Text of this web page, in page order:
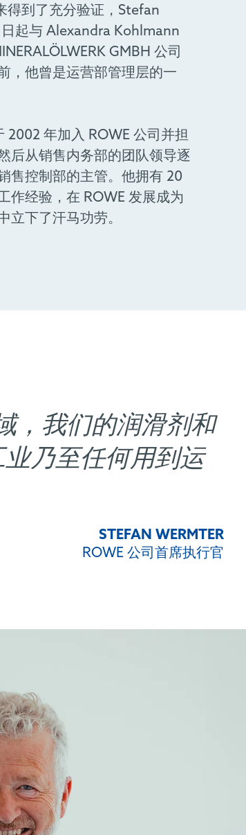
得到了充分验证，Stefan
起与 Alexandra Kohlmann
GMBH 公司
，他曾是运营部管理层的一
2002 年加入 ROWE 公司并担
后从销售内务部的团队领导逐
售控制部的主管。他拥有 20
作经验，在 ROWE 发展成为
立下了汗马功劳。
，我们的润滑剂和
乃至任何用到运
STEFAN WERMTER
ROWE 公司首席执行官